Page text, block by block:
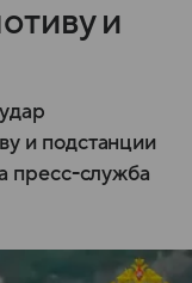
и
и подстанции
пресс-служба